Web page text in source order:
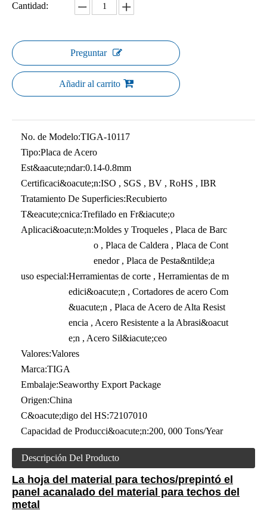
Cantidad:
Preguntar
Añadir al carrito
No. de Modelo:TIGA-10117
Tipo:Placa de Acero
Est&aacute;ndar:0.14-0.8mm
Certificaci&oacute;n:ISO , SGS , BV , RoHS , IBR
Tratamiento De Superficies:Recubierto
T&eacute;cnica:Trefilado en Fr&iacute;o
Aplicaci&oacute;n:Moldes y Troqueles , Placa de Barc
o , Placa de Caldera , Placa de Cont
enedor , Placa de Pesta&ntilde;a
uso especial:Herramientas de corte , Herramientas de m
edici&oacute;n , Cortadores de acero Com
&uacute;n , Placa de Acero de Alta Resist
encia , Acero Resistente a la Abrasi&oacut
e;n , Acero Sil&iacute;ceo
Valores:Valores
Marca:TIGA
Embalaje:Seaworthy Export Package
Origen:China
C&oacute;digo del HS:72107010
Capacidad de Producci&oacute;n:200, 000 Tons/Year
Descripción Del Producto
La hoja del material para techos/prepintó el
panel acanalado del material para techos del
metal